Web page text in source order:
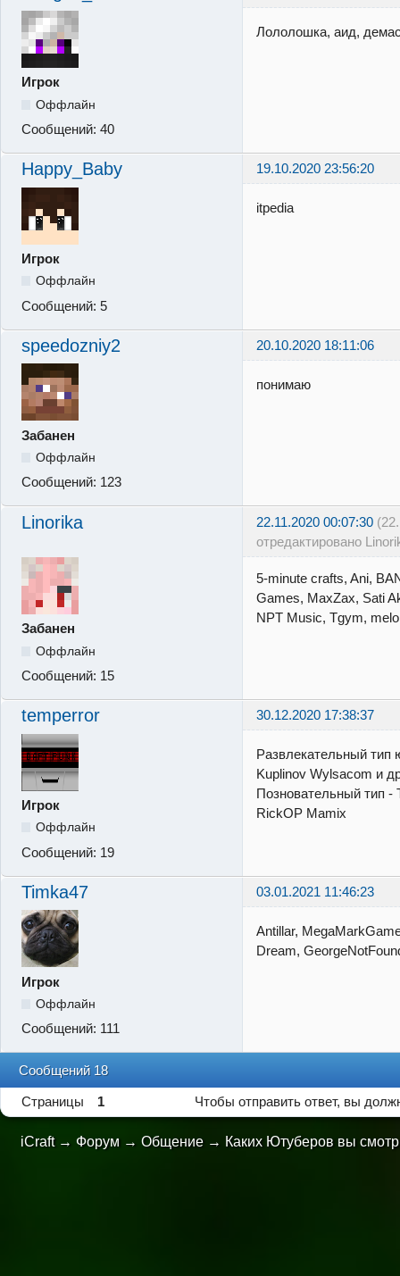
Игрок
Оффлайн
Сообщений: 40
Лололошка, аид,
Happy_Baby 19.10.2020 23:56:20
Игрок
Оффлайн
Сообщений: 5
itpedia
speedozniy2 20.10.2020 18:11:06
Забанен
Оффлайн
Сообщений: 123
понимаю
Linorika 22.11.2020 00:07:30
отредактировано
Забанен
Оффлайн
Сообщений: 15
5-minute crafts, Ani,
Games, MaxZax, Sati
NPT Music, Tgym,
temperror 30.12.2020 17:38:37
Игрок
Оффлайн
Сообщений: 19
Развлекательный тип
Kuplinov Wylsacom и
Позновательный тип
RickOP Mamix
Timka47 03.01.2021 11:46:23
Игрок
Оффлайн
Сообщений: 111
Antillar,
Dream,
Сообщений 18
Страницы 1 Чтобы отправить ответ, вы
iCraft → Форум →Общение → Каких Ютуберов вы